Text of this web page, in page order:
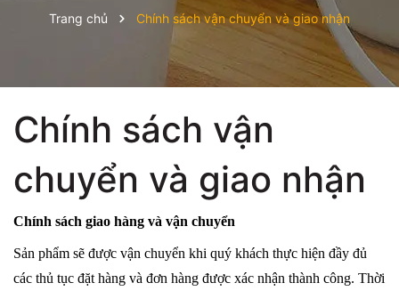
Trang chủ Chính sách vận chuyển và giao nhận
Chính sách vận
chuyển và giao nhận
Chính sách giao hàng và vận chuyển
Sản phẩm sẽ được vận chuyển khi quý khách thực hiện đầy đủ
các thủ tục đặt hàng và đơn hàng được xác nhận thành công. Thời